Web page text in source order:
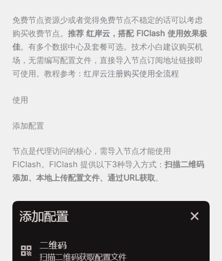
免费节点资源少或者觉得免费节点不稳定的话可以考虑
购买收费节点。推荐红岸云 ，搭配 FlClash 使用效果极
佳。有多个数据中心及套餐可选。技术小白建议购买机
场，无需编写配置文件，直接导入节点订阅地址链接即
可使用。教程参考：红岸云注册购买使用全流程
使用
添加配置
节点是代理访问的核心，需导入节点才能使用
FlClash。FlClash 提供以下3种导入方式：扫描二维码
添加、本地上传配置文件、通过URL获取。